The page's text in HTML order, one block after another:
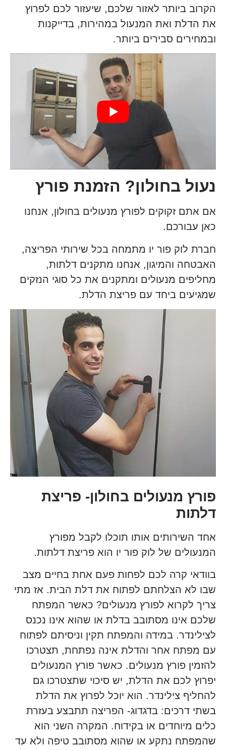
הקרוב ביותר לאזור שלכם, שיעזור לכם לפרוץ
את הדלת ואת המנעול במהירות, בדייקנות
ובמחירים סבירים ביותר.
נעול בחולון? הזמנת פורץ
אם אתם זקוקים לפורץ מנעולים בחולון, אנחנו
כאן עבורכם.
חברת לוק פור יו מתמחה בכל שירותי הפריצה,
האבטחה והמיגון, אנחנו מתקנים דלתות,
מחליפים מנעולים ומתקנים את כל סוגי הנזקים
שמגיעים ביחד עם פריצת הדלת.
פורץ מנעולים בחולון- פריצת
דלתות
אחד השירותים אותו תוכלו לקבל מפורץ
המנעולים של לוק פור יו הוא פריצת דלתות.
בוודאי קרה לכם לפחות פעם אחת בחיים מצב
שבו לא הצלחתם לפתוח את דלת הבית. אז מתי
צריך לקרוא לפורץ מנעולים? כאשר המפתח
שלכם אינו מסתובב בדלת או שהוא אינו נכנס
לצילינדר. במידה והמפתח תקין וניסיתם לפתוח
עם מפתח אחר והדלת אינה נפתחת, תצטרכו
להזמין פורץ מנעולים. כאשר פורץ המנעולים
יפרוץ לכם את הדלת, יש סיכוי שתצטרכו גם
להחליף צילינדר. הוא יוכל לפרוץ את הדלת
בשתי דרכים: בדגדוג- הפריצה תתבצע בעזרת
כלים מיוחדים או בקידוח. המקרה השני הוא
שהמפתח נתקע או שהוא מסתובב טיפה ולא עד